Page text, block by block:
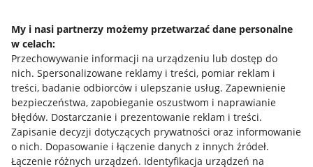
My i nasi partnerzy możemy przetwarzać dane personalne
w celach:
Przechowywanie informacji na urządzeniu lub dostęp do
nich. Spersonalizowane reklamy i treści, pomiar reklam i
treści, badanie odbiorców i ulepszanie usług. Zapewnienie
bezpieczeństwa, zapobieganie oszustwom i naprawianie
błędów. Dostarczanie i prezentowanie reklam i treści.
Zapisanie decyzji dotyczących prywatności oraz informowanie
o nich. Dopasowanie i łączenie danych z innych źródeł.
Łączenie różnych urządzeń. Identyfikacja urządzeń na
Mapa miejscowości
Informacje prawne
Regulamin
Polityka plików "cookies"
Ustawienia plików "cookies"